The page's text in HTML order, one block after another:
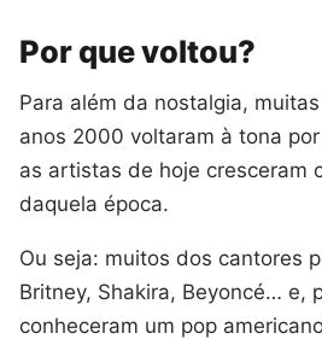
Por que voltou?
Para além da nostalgia,
anos 2000 voltaram à tona
as artistas de hoje cresceram
daquela época.
Ou seja: muitos dos cantores
Britney, Shakira, Beyoncé… e,
conheceram um pop